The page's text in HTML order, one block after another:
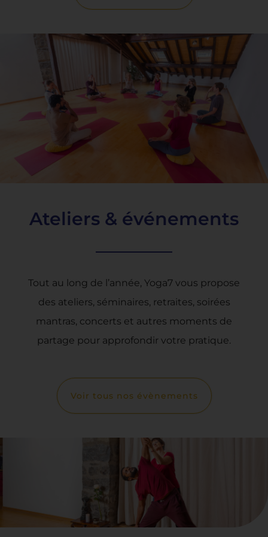
Ateliers & événements
Tout au long de l’année, Yoga7 vous propose
des ateliers, séminaires, retraites, soirées
mantras, concerts et autres moments de
partage pour approfondir votre pratique.
Voir tous nos évènements